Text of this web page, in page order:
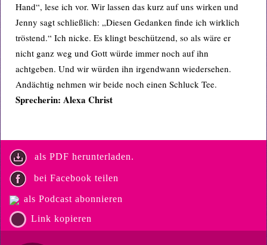
Hand“, lese ich vor. Wir lassen das kurz auf uns wirken und
Jenny sagt schließlich: „Diesen Gedanken finde ich wirklich
tröstend.“ Ich nicke. Es klingt beschützend, so als wäre er
nicht ganz weg und Gott würde immer noch auf ihn
achtgeben. Und wir würden ihn irgendwann wiedersehen.
Andächtig nehmen wir beide noch einen Schluck Tee.
Sprecherin: Alexa Christ
als PDF herunterladen.
bei Facebook teilen
als Podcast abonnieren
Link kopieren